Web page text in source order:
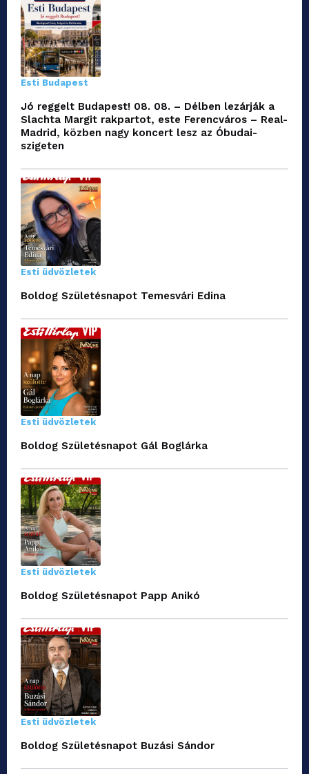
Esti Budapest
Jó reggelt Budapest! 08. 08. – Délben lezárják a
Slachta Margit rakpartot, este Ferencváros – Real-
Madrid, közben nagy koncert lesz az Óbudai-
szigeten
Esti üdvözletek
Boldog Születésnapot Temesvári Edina
Esti üdvözletek
Boldog Születésnapot Gál Boglárka
Esti üdvözletek
Boldog Születésnapot Papp Anikó
Esti üdvözletek
Boldog Születésnapot Buzási Sándor